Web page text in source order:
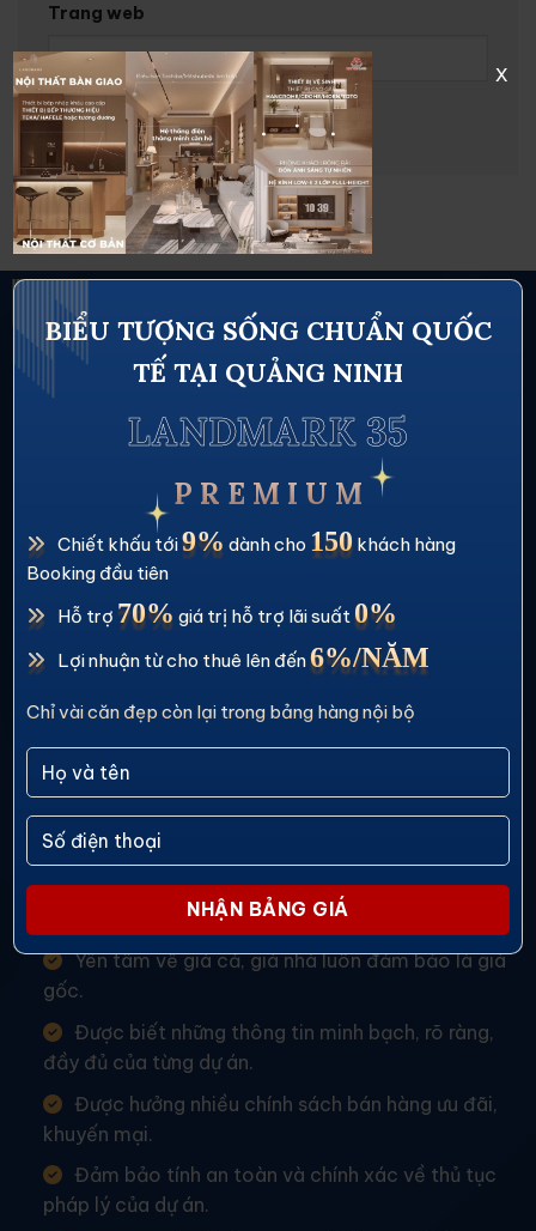
Trang web
CÔNG TY CỔ PHẦN THƯƠNG MẠI VÀ DỊCH VỤ
Đại lý F1 phân phối chính thức dự án
HOTLINE
0934.266.611
EMAIL
CAM KẾT BÁN HÀNG
Yên tâm về giá cả, giá nhà luôn đảm bảo là giá
gốc.
Được biết những thông tin minh bạch, rõ ràng,
đầy đủ của từng dự án.
Được hưởng nhiều chính sách bán hàng ưu đãi,
khuyến mại.
Đảm bảo tính an toàn và chính xác về thủ tục
pháp lý của dự án.
BIỂU TƯỢNG SỐNG CHUẨN QUỐC
TẾ TẠI QUẢNG NINH
LANDMARK 35
P R E M I U M
Chiết khấu tới9% dành cho 150 khách hàng
Booking đầu tiên
Hỗ trợ 70% giá trị hỗ trợ lãi suất 0%
Lợi nhuận từ cho thuê lên đến6%/NĂM
Chỉ vài căn đẹp còn lại trong bảng hàng nội bộ
x